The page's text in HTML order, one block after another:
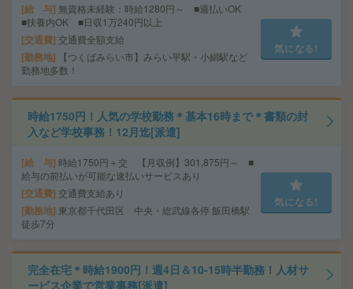
給 与 無資格未経験：時給1280円～ ■週払いOK
■扶養内OK ■日収1万240円以上
交通費 交通費全額支給
勤務地
【つくばみらい市】みらい平駅・小絹駅など
勤務地多数！
気になる!
時給1750円！人気の学校勤務＊基本16時まで＊書類の封
入など学校事務！12月迄[派遣]
給 与 時給1750円＋交 【月収例】301,875円～ ■
給与の前払いが可能な速払いサービスあり
交通費 交通費支給あり
勤務地 東京都千代田区 中央・総武線各停 飯田橋駅
徒歩7分
気になる!
完全在宅＊時給1900円！週4日＆10-15時半勤務！人材サ
ービス企業で営業事務[派遣]